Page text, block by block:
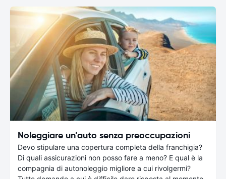
Noleggiare un’auto senza preoccupazioni
Devo stipulare una copertura completa della franchigia?
Di quali assicurazioni non posso fare a meno? E qual è la
compagnia di autonoleggio migliore a cui rivolgermi?